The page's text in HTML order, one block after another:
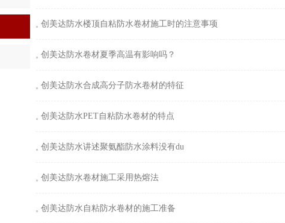
创美达防水楼顶自粘防水卷材施工时的注意事项
创美达防水卷材夏季高温有影响吗？
创美达防水合成高分子防水卷材的特征
创美达防水PET自粘防水卷材的特点
创美达防水讲述聚氨酯防水涂料没有du
创美达防水卷材施工采用热熔法
创美达防水自粘防水卷材的施工准备